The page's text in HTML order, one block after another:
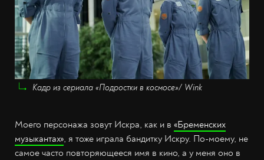
Кадр из сериала «Подростки в космосе»/ Wink
Моего персонажа зовут Искра, как и в «Бременских
музыкантах», я тоже играла бандитку Искру. По-моему, не
самое часто повторяющееся имя в кино, а у меня оно в